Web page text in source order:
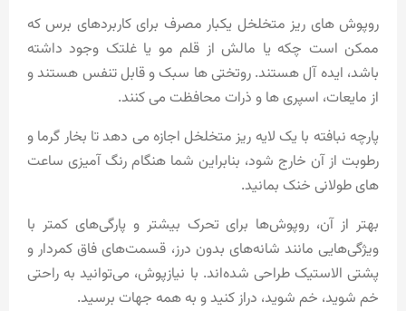
روپوش های ریز متخلخل یکبار مصرف برای کاربردهای برس که
ممکن است چکه یا مالش از قلم مو یا غلتک وجود داشته
باشد، ایده آل هستند. روتختی ها سبک و قابل تنفس هستند و
از مایعات، اسپری ها و ذرات محافظت می کنند.
پارچه نبافته با یک لایه ریز متخلخل اجازه می دهد تا بخار گرما و
رطوبت از آن خارج شود، بنابراین شما هنگام رنگ آمیزی ساعت
های طولانی خنک بمانید.
بهتر از آن، روپوش‌ها برای تحرک بیشتر و پارگی‌های کمتر با
ویژگی‌هایی مانند شانه‌های بدون درز، قسمت‌های فاق کمردار و
پشتی الاستیک طراحی شده‌اند. با نیازپوش، می‌توانید به راحتی
خم شوید، خم شوید، دراز کنید و به همه جهات برسید.